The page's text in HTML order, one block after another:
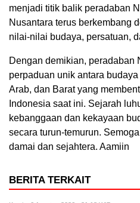
menjadi titik balik peradaban
Nusantara terus berkembang
nilai-nilai budaya, persatuan,
Dengan demikian, peradaban
perpaduan unik antara
Arab, dan Barat yang
Indonesia saat ini. Sejarah
kebanggaan dan kekayaan
secara turun-temurun.
damai dan sejahtera. Aamiin
BERITA TERKAIT